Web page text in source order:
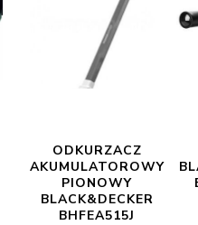
ODKURZACZ
AKUMULATOROWY
PIONOWY
BLACK&DECKER
BHFEA515J